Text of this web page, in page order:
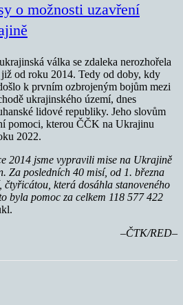
o možnosti uzavření
válka se zdaleka nerozhořela
od roku 2014. Tedy od doby, kdy
k prvním ozbrojeným bojům mezi
ukrajinského území, dnes
lidové republiky. Jeho slovům
pomoci, kterou ČČK na Ukrajinu
2022.
2014 jsme vypravili mise na Ukrajině
Za posledních 40 misí, od 1. března
čtyřicátou, která dosáhla stanoveného
byla pomoc za celkem 118 577 422
–ČTK/RED–